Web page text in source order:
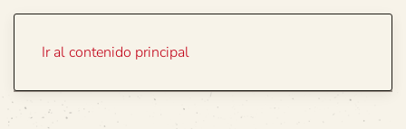
Ir al contenido principal